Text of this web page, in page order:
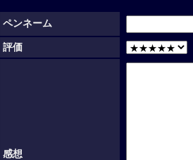
ペンネーム
評価
感想